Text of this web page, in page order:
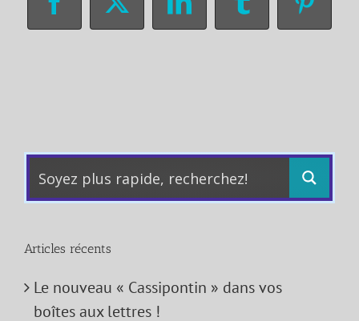
Facebook
X LinkedInTumblr
Articles récents
Le nouveau « Cassipontin » dans vos
boîtes aux lettres !